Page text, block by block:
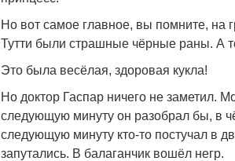
Но вот самое главное, вы помните, на
Тутти были страшные чёрные раны. А
Это была весёлая, здоровая кукла!
Но доктор Гаспар ничего не заметил.
следующую минуту он разобрал бы, в
следующую минуту кто-то постучал в
запутались. В балаганчик вошёл негр.